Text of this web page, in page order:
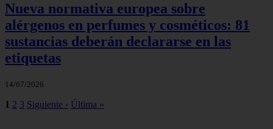
Nueva normativa europea sobre
alérgenos en perfumes y cosméticos: 81
sustancias deberán declararse en las
etiquetas
14/07/2026
1 2 3 Siguiente › Última »